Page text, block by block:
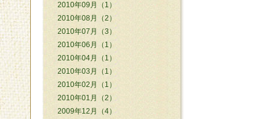
2010年09月（1）
2010年08月（2）
2010年07月（3）
2010年06月（1）
2010年04月（1）
2010年03月（1）
2010年02月（1）
2010年01月（2）
2009年12月（4）